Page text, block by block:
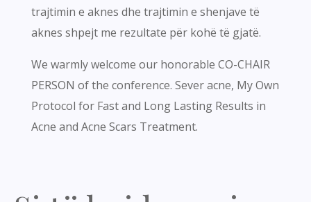
trajtimin e aknes dhe trajtimin e shenjave të
aknes shpejt me rezultate për kohë të gjatë.
We warmly welcome our honorable CO-CHAIR
PERSON of the conference. Sever acne, My Own
Protocol for Fast and Long Lasting Results in
Acne and Acne Scars Treatment.